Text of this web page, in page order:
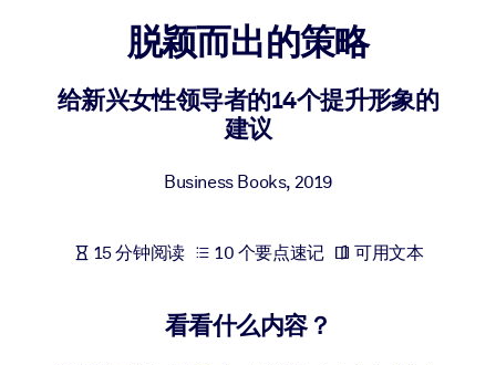
面向 LMS/LXP
将简短且经过验证的知识引入您的 LMS/LXP，以获得更强的学习效
面向人工智能系统
脱颖而出的策略
给新兴女性领导者的14个提升形象的
建议
Business Books, 2019
15 分钟阅读 10 个要点速记 可用文本
看看什么内容？